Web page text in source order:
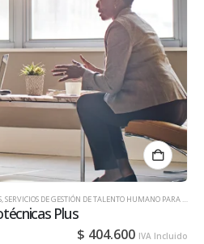
,SERVICIOS DE GESTIÓN DE TALENTO HUMANO PARA EMPRESAS
Plus
$ 404.600 IVA Incluido